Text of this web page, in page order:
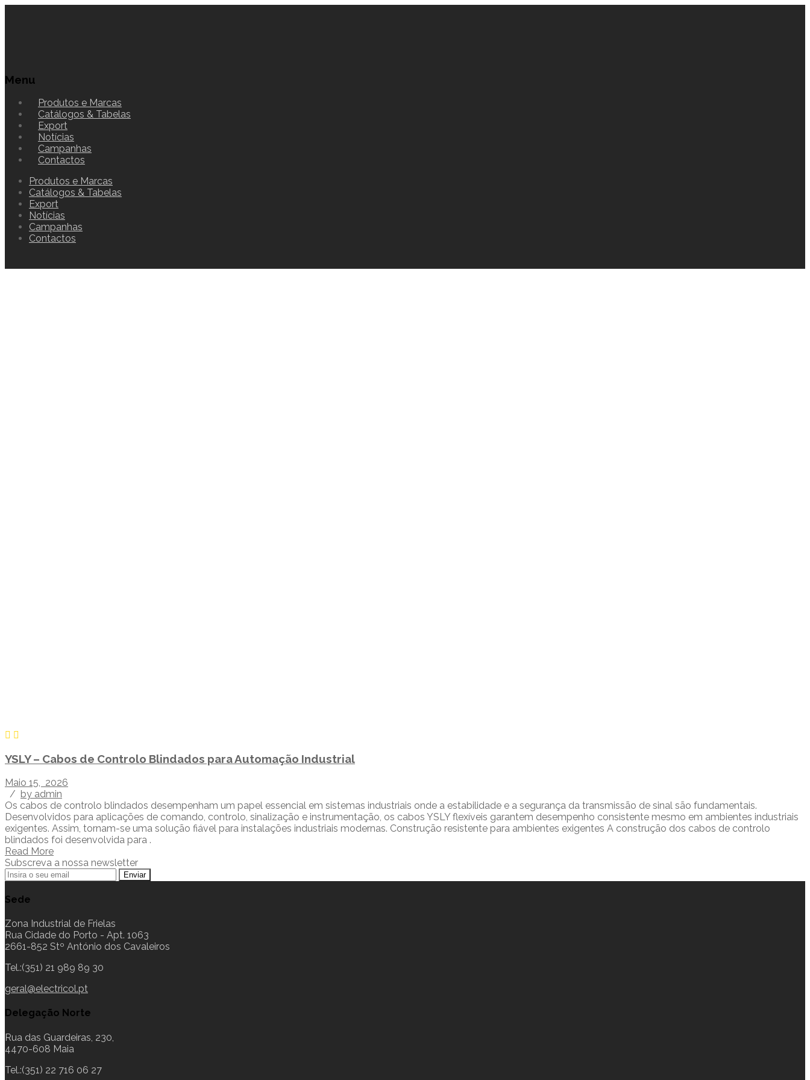
Menu
Produtos e Marcas
Catálogos & Tabelas
Export
Notícias
Campanhas
Contactos
Produtos e Marcas
Catálogos & Tabelas
Export
Notícias
Campanhas
Contactos
YSLY – Cabos de Controlo Blindados para Automação Industrial
Maio 15, 2026
/ by admin
Os cabos de controlo blindados desempenham um papel essencial em sistemas industriais onde a estabilidade e a segurança da transmissão de sinal são fundamentais.
Desenvolvidos para aplicações de comando, controlo, sinalização e instrumentação, os cabos YSLY flexíveis garantem desempenho consistente mesmo em ambientes industriais
exigentes. Assim, tornam-se uma solução fiável para instalações industriais modernas. Construção resistente para ambientes exigentes A construção dos cabos de controlo
blindados foi desenvolvida para .
Read More
Subscreva a nossa newsletter
Sede
Zona Industrial de Frielas
Rua Cidade do Porto - Apt. 1063
2661-852 Stº António dos Cavaleiros
Tel.:(351) 21 989 89 30
geral@electricol.pt
Delegação Norte
Rua das Guardeiras, 230,
4470-608 Maia
Tel.:(351) 22 716 06 27